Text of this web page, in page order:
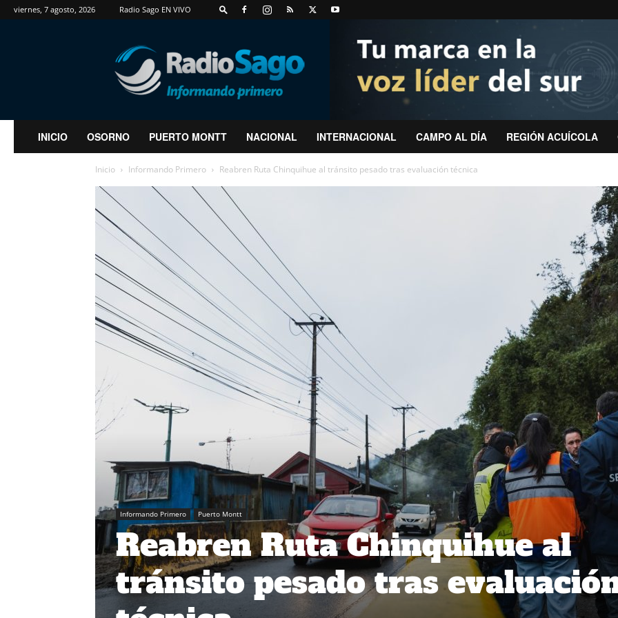
viernes, 7 agosto, 2026 Radio Sago EN VIVO
RadioSago
INICIO OSORNO PUERTO MONTT NACIONAL INTERNACIONAL CAMPO AL DÍA REGIÓN ACUÍCOLA
Inicio Informando Primero Reabren Ruta Chinquihue al tránsito pesado tras evaluación técnica
Informando Primero Puerto Montt
Reabren Ruta Chinquihue al
tránsito pesado tras